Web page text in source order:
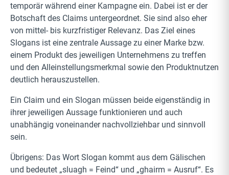
temporär während einer Kampagne ein. Dabei ist er der
Botschaft des Claims untergeordnet. Sie sind also eher
von mittel- bis kurzfristiger Relevanz. Das Ziel eines
Slogans ist eine zentrale Aussage zu einer Marke bzw.
einem Produkt des jeweiligen Unternehmens zu treffen
und den Alleinstellungsmerkmal sowie den Produktnutzen
deutlich herauszustellen.
Ein Claim und ein Slogan müssen beide eigenständig in
ihrer jeweiligen Aussage funktionieren und auch
unabhängig voneinander nachvollziehbar und sinnvoll
sein.
Übrigens: Das Wort Slogan kommt aus dem Gälischen
und bedeutet „sluagh = Feind“ und „ghairm = Ausruf“. Es